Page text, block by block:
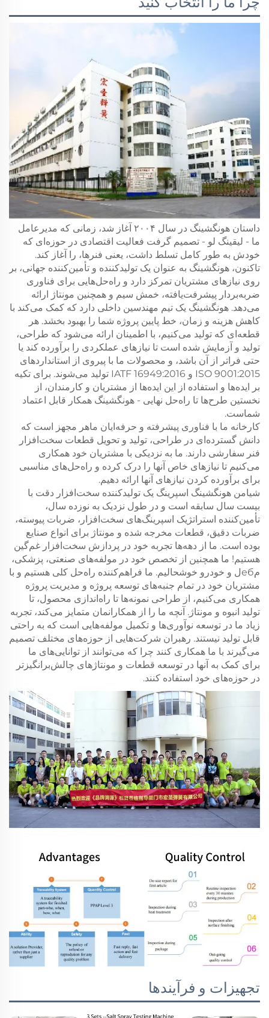
داستان هونگشینگ در سال ۲۰۰۴ آغاز شد، زمانی که مدیرعامل
ما - لیقینگ لو - تصمیم گرفت فعالیت اقتصادی در حوزه‌ای که
خودش به طور کامل تسلط داشت، یعنی فنرها، را آغاز کند.
تاکنون، هونگشینگ به عنوان یک تولیدکننده و تأمین‌کننده جهانی، بر
روی نیازهای مشتریان تمرکز دارد و راه‌حل‌هایی برای فناوری
ضربه‌بردار پیشرفت‌یافته، خمش سیم و همچنین مونتاژ ارائه
می‌دهد. هونگشینگ یک تیم مهندسین داخلی دارد که کمک می‌کند با
کاهش هزینه و زمان، خط پایین پروژه شما را بهبود بخشد. هر
قطعه‌ای که تولید می‌کنیم، با اطمینان ارائه می‌شود که طراحی،
تولید و آزمایش شده است تا نیازهای عملکردی را برآورده کند یا
حتی فراتر از آن باشد، و محصولات ما با پیروی از استانداردهای
ISO 9001:2015 و IATF 16949:2016 تولید می‌شوند. برای تکیه
بر ایده‌ها و استفاده از این ایده‌ها از مشتریان و کارمندان، از
نخستین طرح‌ها تا راه‌حل نهایی - هونگشینگ همکار قابل اعتماد
شماست.
کارخانه ما با فناوری پیشرفته و حرفه‌ایان ماهر مجهز است که
دانش گسترده‌ای در طراحی، تولید و تحویل قطعات سخت‌افزار
فنر سفارشی دارند. ما به نزدیکی با مشتریان خود همکاری
می‌کنیم تا نیازهای خاص آنها را درک کرده و راه‌حل‌های مناسبی
برای برآورده کردن نیازهای آنها ارائه دهیم.
شیامن هونگشینگ اسپرینگ یک تولیدکننده سخت‌افزار دقت با
بیست سال سابقه است و در طول نزدیک به نوزده سال،
تأمین‌کننده استراتژیک اسپرینگ‌های سخت‌افزار، ضربات پیوسته،
ضربات دقیق، قطعات مخرجه شده و مونتاژ برای انواع صنایع
بوده است. ما از دهه‌ها تجربه خود در پردازش سخت‌افزار غم‌گین
هستیم! ما همچنین از تخصص خود در مولفه‌های صنعتی، پزشکی،
مебل و خودرو خوشحالیم. ما فراهم‌کننده راه‌حل کلی هستیم و با
مشتریان خود در تمام جنبه‌های توسعه پروژه و مدیریت پروژه
همکاری می‌کنیم، از طراحی نمونه‌ها تا راه‌اندازی محصول، تا
تولید انبوه و مونتاژ. آنچه ما را از همکارانمان متمایز می‌کند، تجربه
زیاد ما در توسعه نوآوری‌ها و تکمیل مولفه‌هایی است که به راحتی
قابل تولید نیستند. رهبران شرکت‌هایی از حوزه‌های مختلف تصمیم
می‌گیرند با ما همکاری کنند چرا که می‌توانند از توانایی‌های ما
برای کمک به آنها در توسعه قطعات و مونتاژ‌های چالش‌برانگیزتر
در حوزه‌های خود استفاده کنند.
تجهیزات و فرآیندها